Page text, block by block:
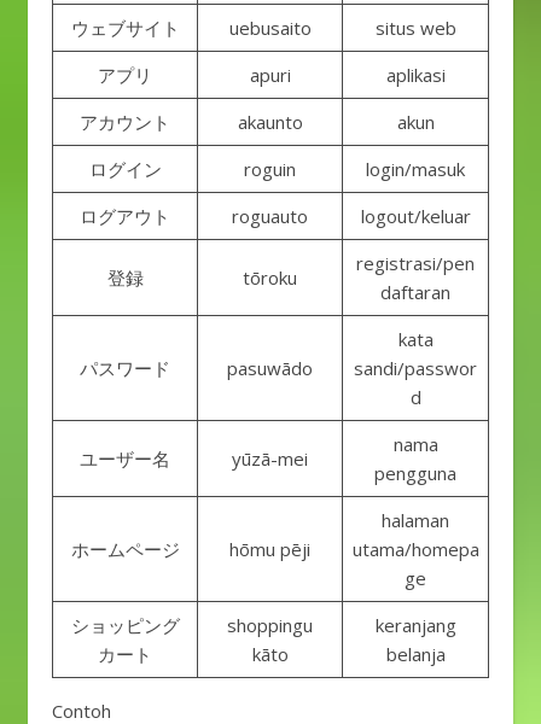
ウェブサイト
uebusaito
situs web
アプリ
apuri
aplikasi
アカウント
akaunto
akun
ログイン
roguin
login/masuk
ログアウト
roguauto logout/keluar
登録 tōroku
registrasi/pen
daftaran
パスワード pasuwādo
kata
sandi/passwor
d
ユーザー名 yūzā-mei
nama
pengguna
ホームページ hōmu pēji
halaman
utama/homepa
ge
ショッピング
カート
shoppingu
kāto
keranjang
belanja
Contoh